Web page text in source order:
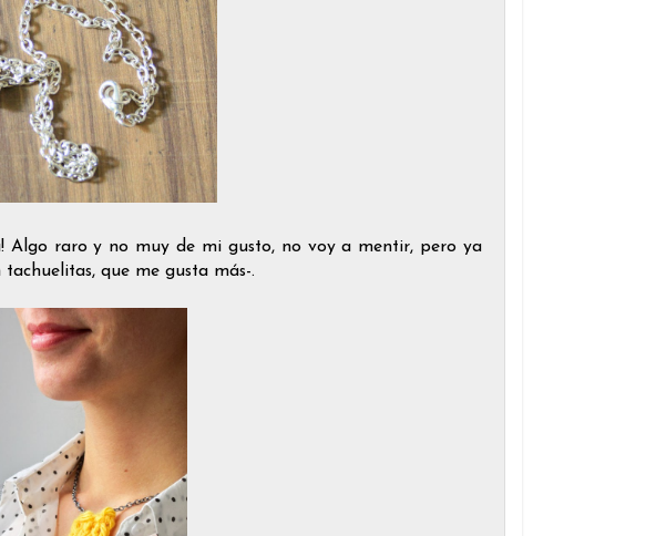
Algo raro y no muy de mi gusto, no voy a mentir, pero ya
que me gusta más-.